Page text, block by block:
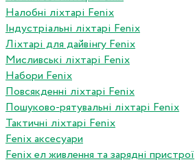
Налобні ліхтарі Fenix
Індустріальні ліхтарі Fenix
Ліхтарі для дайвінгу Fenix
Мисливські ліхтарі Fenix
Набори Fenix
Повсякденні ліхтарі Fenix
Пошуково-рятувальні ліхтарі Fenix
Тактичні ліхтарі Fenix
Fenix аксесуари
Fenix ел живлення та зарядні пристрої